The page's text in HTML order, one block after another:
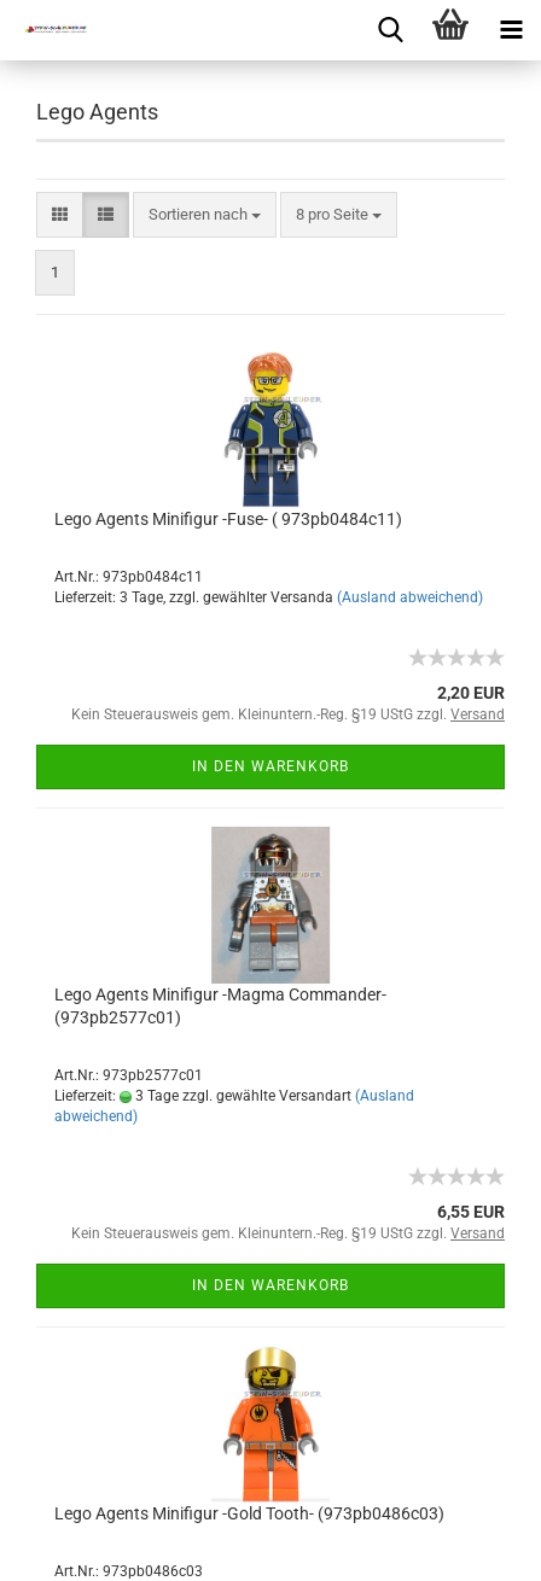
Lego Agents
Sortieren nach 8 pro Seite
1
Lego Agents Minifigur -Fuse- ( 973pb0484c11)
Art.Nr.: 973pb0484c11
Lieferzeit: 3 Tage, zzgl. gewählter Versanda (Ausland abweichend)
2,20 EUR
Kein Steuerausweis gem. Kleinuntern.-Reg. §19 UStG zzgl. Versand
IN DEN WARENKORB
Lego Agents Minifigur -Magma Commander-
(973pb2577c01)
Art.Nr.: 973pb2577c01
Lieferzeit:
3 Tage zzgl. gewählte Versandart (Ausland
abweichend)
6,55 EUR
Kein Steuerausweis gem. Kleinuntern.-Reg. §19 UStG zzgl. Versand
IN DEN WARENKORB
Lego Agents Minifigur -Gold Tooth- (973pb0486c03)
Art.Nr.: 973pb0486c03